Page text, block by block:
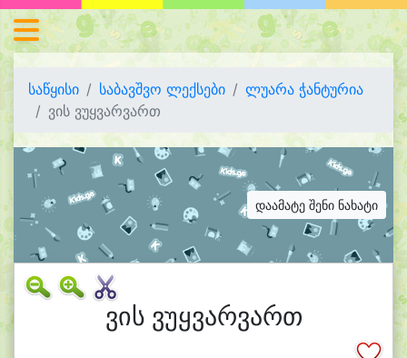
საწყისი საბავშვო ლექსები
ლუარა ჭანტურია
ვის ვუყვარვართ
დაამატე შენი ნახატი
ვის ვუყვარვართ